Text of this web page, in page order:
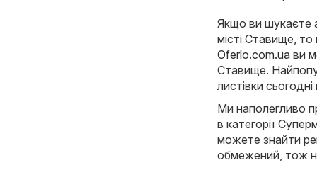
Якщо ви шукаєте
місті Ставище,
Oferlo.com.ua ви
Ставище.
листівки
Ми наполегливо
в категорії
можете знайти
обмежений, тож